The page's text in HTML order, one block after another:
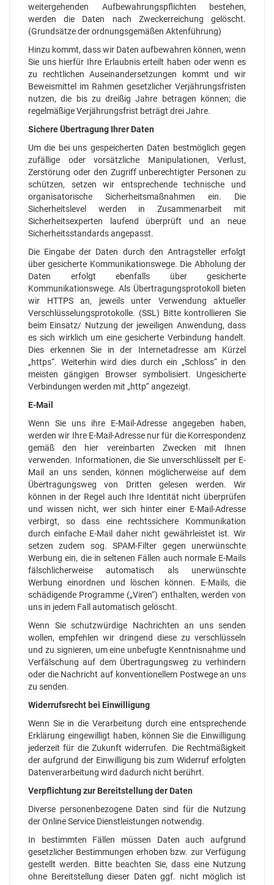
weitergehenden Aufbewahrungspflichten bestehen,
werden die Daten nach Zweckerreichung gelöscht.
(Grundsätze der ordnungsgemäßen Aktenführung)
Hinzu kommt, dass wir Daten aufbewahren können, wenn
Sie uns hierfür Ihre Erlaubnis erteilt haben oder wenn es
zu rechtlichen Auseinandersetzungen kommt und wir
Beweismittel im Rahmen gesetzlicher Verjährungsfristen
nutzen, die bis zu dreißig Jahre betragen können; die
regelmäßige Verjährungsfrist beträgt drei Jahre.
Sichere Übertragung Ihrer Daten
Um die bei uns gespeicherten Daten bestmöglich gegen
zufällige oder vorsätzliche Manipulationen, Verlust,
Zerstörung oder den Zugriff unberechtigter Personen zu
schützen, setzen wir entsprechende technische und
organisatorische Sicherheitsmaßnahmen ein. Die
Sicherheitslevel werden in Zusammenarbeit mit
Sicherheitsexperten laufend überprüft und an neue
Sicherheitsstandards angepasst.
Die Eingabe der Daten durch den Antragsteller erfolgt
über gesicherte Kommunikationswege. Die Abholung der
Daten erfolgt ebenfalls über gesicherte
Kommunikationswege. Als Übertragungsprotokoll bieten
wir HTTPS an, jeweils unter Verwendung aktueller
Verschlüsselungsprotokolle. (SSL) Bitte kontrollieren Sie
beim Einsatz/ Nutzung der jeweiligen Anwendung, dass
es sich wirklich um eine gesicherte Verbindung handelt.
Dies erkennen Sie in der Internetadresse am Kürzel
„https“. Weiterhin wird dies durch ein „Schloss“ in den
meisten gängigen Browser symbolisiert. Ungesicherte
Verbindungen werden mit „http“ angezeigt.
E-Mail
Wenn Sie uns ihre E-Mail-Adresse angegeben haben,
werden wir Ihre E-Mail-Adresse nur für die Korrespondenz
gemäß den hier vereinbarten Zwecken mit Ihnen
verwenden. Informationen, die Sie unverschlüsselt per E-
Mail an uns senden, können möglicherweise auf dem
Übertragungsweg von Dritten gelesen werden. Wir
können in der Regel auch Ihre Identität nicht überprüfen
und wissen nicht, wer sich hinter einer E-Mail-Adresse
verbirgt, so dass eine rechtssichere Kommunikation
durch einfache E-Mail daher nicht gewährleistet ist. Wir
setzen zudem sog. SPAM-Filter gegen unerwünschte
Werbung ein, die in seltenen Fällen auch normale E-Mails
fälschlicherweise automatisch als unerwünschte
Werbung einordnen und löschen können. E-Mails, die
schädigende Programme („Viren“) enthalten, werden von
uns in jedem Fall automatisch gelöscht.
Wenn Sie schutzwürdige Nachrichten an uns senden
wollen, empfehlen wir dringend diese zu verschlüsseln
und zu signieren, um eine unbefugte Kenntnisnahme und
Verfälschung auf dem Übertragungsweg zu verhindern
oder die Nachricht auf konventionellem Postwege an uns
zu senden.
Widerrufsrecht bei Einwilligung
Wenn Sie in die Verarbeitung durch eine entsprechende
Erklärung eingewilligt haben, können Sie die Einwilligung
jederzeit für die Zukunft widerrufen. Die Rechtmäßigkeit
der aufgrund der Einwilligung bis zum Widerruf erfolgten
Datenverarbeitung wird dadurch nicht berührt.
Verpflichtung zur Bereitstellung der Daten
Diverse personenbezogene Daten sind für die Nutzung
der Online Service Dienstleistungen notwendig.
In bestimmten Fällen müssen Daten auch aufgrund
gesetzlicher Bestimmungen erhoben bzw. zur Verfügung
gestellt werden. Bitte beachten Sie, dass eine Nutzung
ohne Bereitstellung dieser Daten ggf. nicht möglich ist